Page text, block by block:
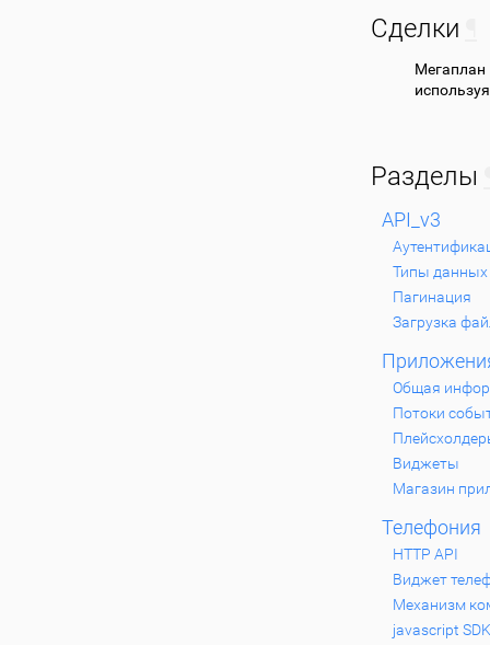
Сделки
Разделы
API_v3
Типы данных
Пагинация
Загрузка
Общая
Потоки
Виджеты
Магазин
Телефония
HTTP API
Виджет
Механизм
javascript